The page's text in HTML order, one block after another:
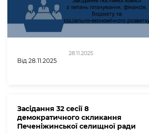
28.11.2025
Від 28.11.2025
Засідання 32 сесії 8
демократичного скликання
Печеніжинської селищної ради